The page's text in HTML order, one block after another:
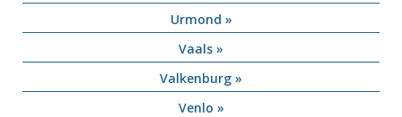
Urmond »
Vaals »
Valkenburg »
Venlo »